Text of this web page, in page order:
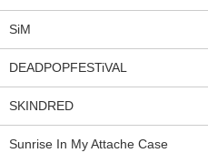
SiM
DEADPOPFESTiVAL
SKINDRED
Sunrise In My Attache Case